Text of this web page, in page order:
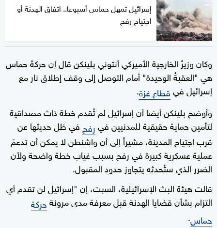
إسرائيل تمهل حماس أسبوعا.. اتفاق الهدنة أو
اجتياح رفح
وكان وزيرُ الخارجية الأميركي أنتوني بلينكن قال إن حركةَ حماس
هي "العقبةُ الوحيدة" أمام التوصل إلى وقف إطلاق نار مع
إسرائيل فيقطاع غزة.
وأوضح بلينكن أيضا أن إسرائيل لم تُقدم خطة ذاتَ مصداقية
لتأمين حماية حقيقية للمدنيين فيرفحفي ظل حديثها عن
قرب اجتياح المدينة، مشيراً إلى أن واشنطن لا يمكن أن تدعمَ
عملية عسكرية كبيرة في رفح بسبب غياب خطة واضحة ولأن
الضرر الذي ستُحدِثه يتجاوز حدود المقبول.
قالت هيئة البث الإسرائيلية، السبت، إن "إسرائيل لن تقدم أي
التزام بشأن قضايا الهدنة قبل معرفة مدى مرونةحركة
حماس.